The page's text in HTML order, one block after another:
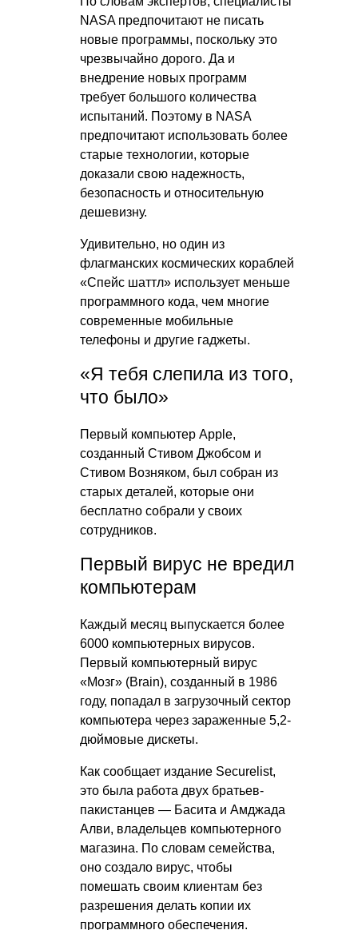
NASA предпочитают не писать
новые программы, поскольку это
чрезвычайно дорого. Да и
внедрение новых программ
требует большого количества
испытаний. Поэтому в NASA
предпочитают использовать более
старые технологии, которые
доказали свою надежность,
безопасность и относительную
дешевизну.
Удивительно, но один из
флагманских космических кораблей
«Спейс шаттл» использует меньше
программного кода, чем многие
современные мобильные
телефоны и другие гаджеты.
«Я тебя слепила из того,
что было»
Первый компьютер Apple,
созданный Стивом Джобсом и
Стивом Возняком, был собран из
старых деталей, которые они
бесплатно собрали у своих
сотрудников.
Первый вирус не вредил
компьютерам
Каждый месяц выпускается более
6000 компьютерных вирусов.
Первый компьютерный вирус
«Мозг» (Brain), созданный в 1986
году, попадал в загрузочный сектор
компьютера через зараженные 5,2-
дюймовые дискеты.
Как сообщает издание Securelist,
это была работа двух братьев-
пакистанцев — Басита и Амджада
Алви, владельцев компьютерного
магазина. По словам семейства,
оно создало вирус, чтобы
помешать своим клиентам без
разрешения делать копии их
программного обеспечения.